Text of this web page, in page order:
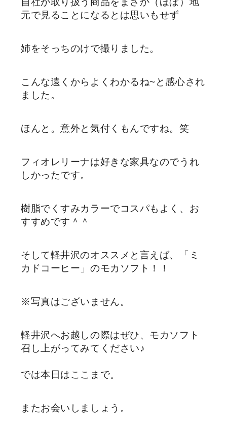
元で見ることになるとは思いもせず
姉をそっちのけで撮りました。
こんな遠くからよくわかるね~と感心され
ました。
ほんと。意外と気付くもんですね。笑
フィオレリーナは好きな家具なのでうれ
しかったです。
樹脂でくすみカラーでコスパもよく、お
すすめです＾＾
そして軽井沢のオススメと言えば、「ミ
カドコーヒー」のモカソフト！！
※写真はございません。
軽井沢へお越しの際はぜひ、モカソフト
召し上がってみてください♪
では本日はここまで。
またお会いしましょう。